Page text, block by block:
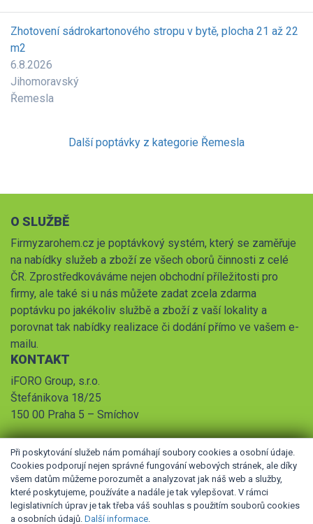
Zhotovení sádrokartonového stropu v bytě, plocha 21 až 22
m2
6.8.2026
Jihomoravský
Řemesla
Další poptávky z kategorie Řemesla
O SLUŽBĚ
Firmyzarohem.cz je poptávkový systém, který se zaměřuje
na nabídky služeb a zboží ze všech oborů činnosti z celé
ČR. Zprostředkováváme nejen obchodní příležitosti pro
firmy, ale také si u nás můžete zadat zcela zdarma
poptávku po jakékoliv službě a zboží z vaší lokality a
porovnat tak nabídky realizace či dodání přímo ve vašem e-
mailu.
KONTAKT
iFORO Group, s.r.o.
Štefánikova 18/25
150 00 Praha 5 – Smíchov
© 2026 iFORO Group, s.r.o.,
Při poskytování služeb nám pomáhají soubory cookies a osobní údaje.
Cookies podporují nejen správné fungování webových stránek, ale díky
všem datům můžeme porozumět a analyzovat jak náš web a služby,
které poskytujeme, používáte a nadále je tak vylepšovat. V rámci
legislativních úprav je tak třeba váš souhlas s použitím souborů cookies
a osobních údajů. Další informace.